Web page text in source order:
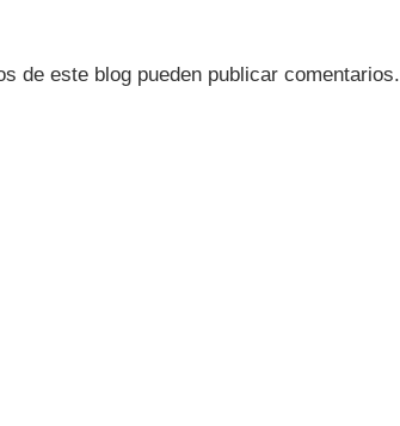
de este blog pueden publicar comentarios.